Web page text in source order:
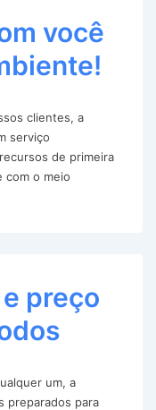
você
clientes, a
serviço
de primeira
com o meio
preço
um, a
preparados para